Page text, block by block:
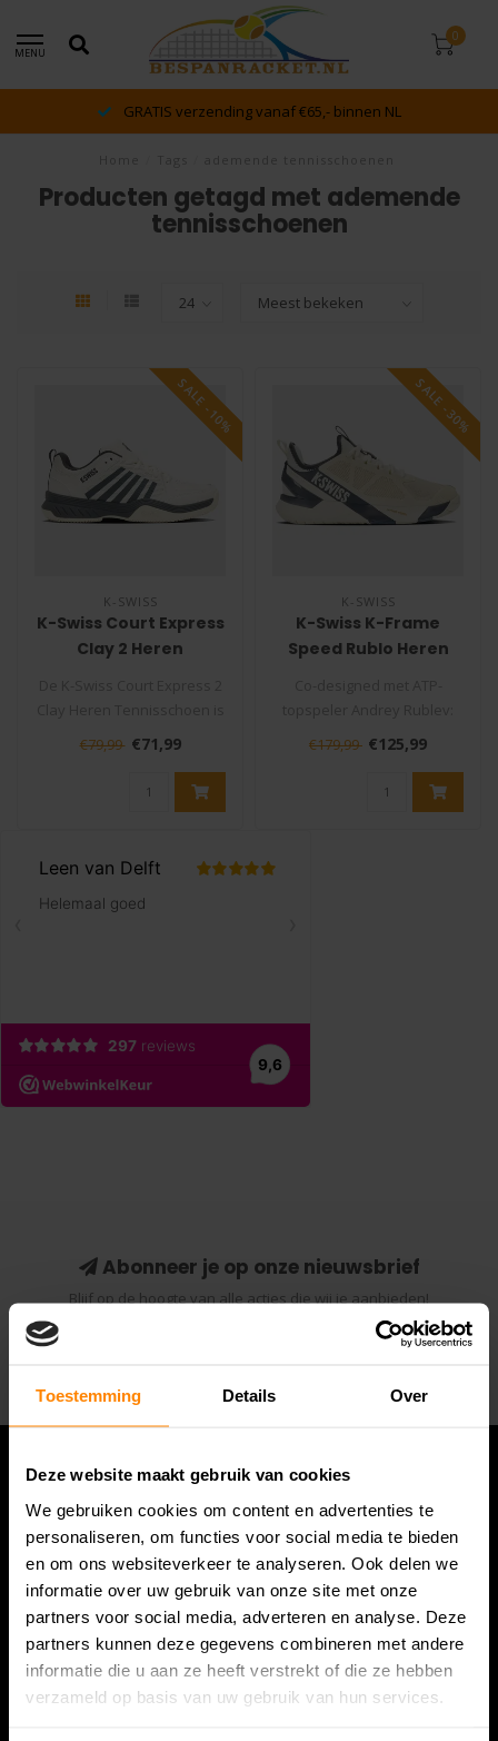
Toestemming Details Over
Deze website maakt gebruik van cookies
We gebruiken cookies om content en advertenties te
personaliseren, om functies voor social media te bieden
en om ons websiteverkeer te analyseren. Ook delen we
informatie over uw gebruik van onze site met onze
partners voor social media, adverteren en analyse. Deze
partners kunnen deze gegevens combineren met andere
informatie die u aan ze heeft verstrekt of die ze hebben
verzameld op basis van uw gebruik van hun services.
MENU
0
GRATIS verzending vanaf €65,- binnen NL
Producten getagd met ademende
tennisschoenen
SALE -10%
K-SWISS
K-Swiss Court Express
Clay 2 Heren
een fijne keuze voor tenni..
€79,99 €71,99
SALE -30%
K-SWISS
K-Swiss K-Frame
Speed Rublo Heren
de K-Frame Speed Rublo is
gemaakt v..
€179,99 €125,99
Abonneer je op onze nieuwsbrief
Blijf op de hoogte van alle acties die wij je aanbieden!
Abonneer
Bespanracket.nl is dé racketspecialist van Lelystad en
omstreken.